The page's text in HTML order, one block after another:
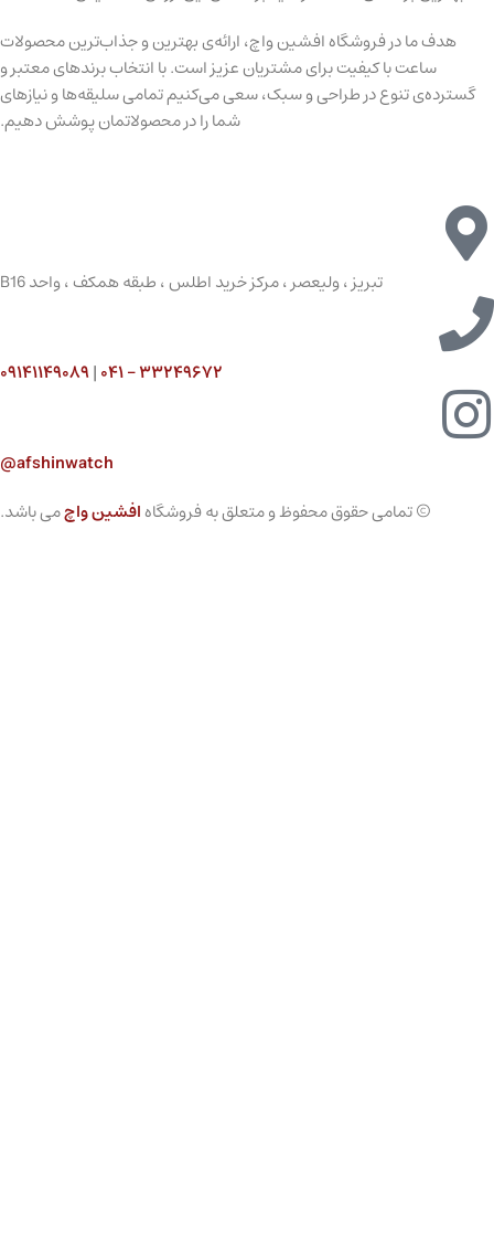
هدف ما در فروشگاه افشین واچ، ارائه‌ی بهترین و جذاب‌ترین محصولات
ساعت با کیفیت برای مشتریان عزیز است. با انتخاب برندهای معتبر و
گسترده‌ی تنوع در طراحی و سبک، سعی می‌کنیم تمامی سلیقه‌ها و نیازهای
شما را در محصولاتمان پوشش دهیم.
تبریز ، ولیعصر ، مرکز خرید اطلس ، طبقه همکف ، واحد B16
۳۳۲۴۹۶۷۲ – ۰۴۱ |۰۹۱۴۱۱۴۹۰۸۹
afshinwatch@
© تمامی حقوق محفوظ و متعلق به فروشگاهافشین واچمی باشد.